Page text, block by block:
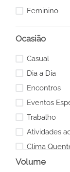
Feminino
Ocasião
Casual
Dia a Dia
Encontros
Eventos
Trabalho
Atividades
Clima
Volume